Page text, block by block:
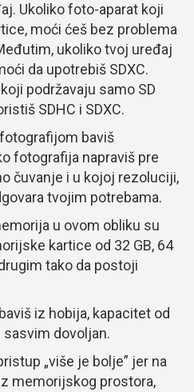
Ukoliko foto-aparat koji
moći ćeš bez problema
ukoliko tvoj uređaj
da upotrebiš SDXC.
podržavaju samo SD
SDHC i SDXC.
baviš
fotografija napraviš pre
čuvanje i u kojoj rezoluciji,
tvojim potrebama.
u ovom obliku su
kartice od 32 GB, 64
drugim tako da postoji
iz hobija, kapacitet od
sasvim dovoljan.
„više je bolje” jer na
memorijskog prostora,